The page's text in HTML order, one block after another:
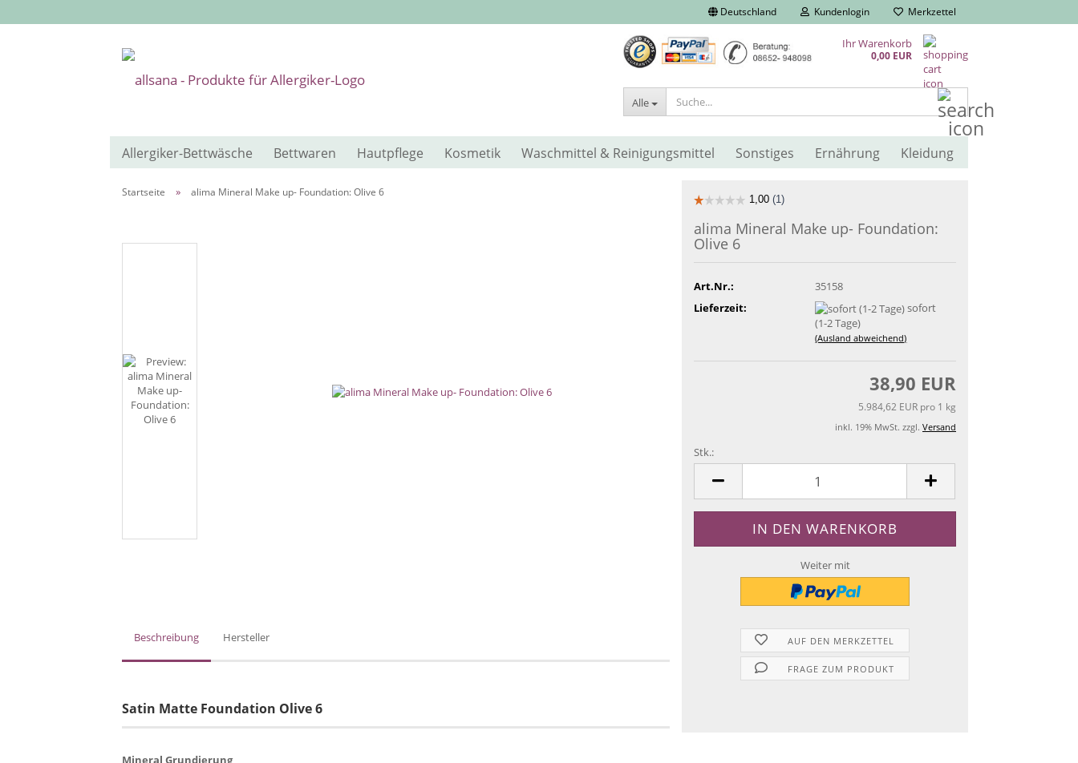
Deutschland Kundenlogin Merkzettel
Alle
Ihr Warenkorb
0,00 EUR
Allergiker-Bettwäsche Bettwaren Hautpflege Kosmetik Waschmittel & Reinigungsmittel Sonstiges Ernährung Kleidung
Startseite » alima Mineral Make up- Foundation: Olive 6
alima Mineral Make up- Foundation:
Olive 6
Art.Nr.:
35158
Lieferzeit:
sofort
(1-2 Tage)
(Ausland abweichend)
38,90 EUR
5.984,62 EUR pro 1 kg
inkl. 19% MwSt. zzgl. Versand
Stk.:
Weiter mit
AUF DEN MERKZETTEL
FRAGE ZUM PRODUKT
Beschreibung Hersteller
Satin Matte Foundation Olive 6
Mineral Grundierung